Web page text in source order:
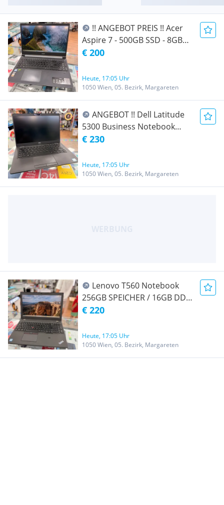
!! ANGEBOT PREIS !! Acer
Aspire 7 - 500GB SSD - 8GB
RAM - GEFORCE GTX - Intel
Home - Guter Zustand - Mit
Original Ladegerät -
Differenzbesteuert
€ 200
Heute, 17:05 Uhr
1050 Wien, 05. Bezirk, Margareten
ANGEBOT !! Dell Latitude
5300 Business Notebook
13Zoll - 16GB RAM - 256GB
8665U CPU 1.90Ghz
€ 230
Heute, 17:05 Uhr
1050 Wien, 05. Bezirk, Margareten
Lenovo T560 Notebook
256GB SPEICHER / 16GB DDR
RAM - WINDOWS 11 PRO -
Zustand - Mit 170W
Ladegerät Dabei -
€ 220
Heute, 17:05 Uhr
1050 Wien, 05. Bezirk, Margareten